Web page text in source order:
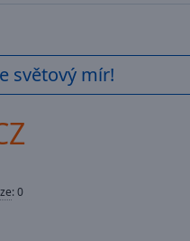
světový mír!
:0